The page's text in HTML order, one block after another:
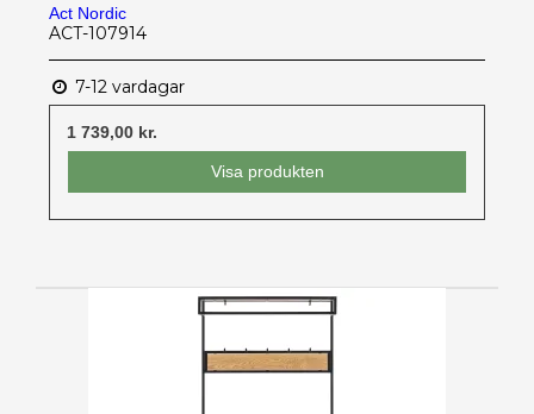
Act Nordic
ACT-107914
7-12 vardagar
1 739,00 kr.
Visa produkten